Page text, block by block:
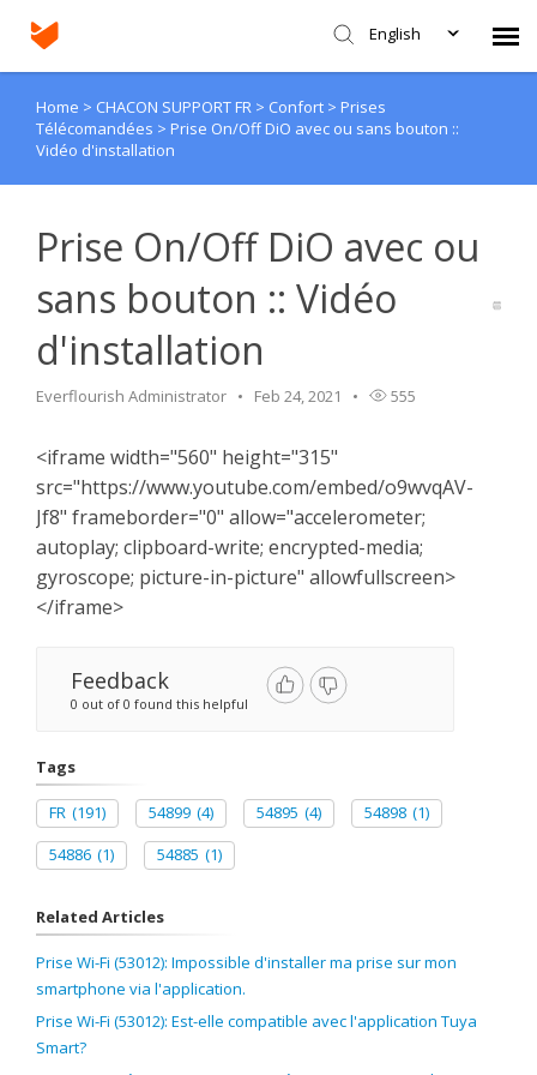
English
Agent Portal
Submit Ticket
Knowledge Base
Home > CHACON SUPPORT FR > Confort > Prises
Télécomandées > Prise On/Off DiO avec ou sans bouton ::
Vidéo d'installation
Prise On/Off DiO avec ou
sans bouton :: Vidéo
d'installation
Everflourish Administrator Feb 24, 2021 555
<iframe width="560" height="315"
src="https://www.youtube.com/embed/o9wvqAV-
Jf8" frameborder="0" allow="accelerometer;
autoplay; clipboard-write; encrypted-media;
gyroscope; picture-in-picture" allowfullscreen>
</iframe>
Feedback
0 out of 0 found this helpful
Tags
FR (191) 54899 (4) 54895 (4) 54898 (1)
54886 (1) 54885 (1)
Related Articles
Prise Wi-Fi (53012): Impossible d'installer ma prise sur mon
smartphone via l'application.
Prise Wi-Fi (53012): Est-elle compatible avec l'application Tuya
Smart?